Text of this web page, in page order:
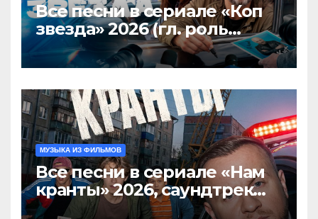
Все песни в сериале «Коп
звезда» 2026 (гл. роль
Никита Панфилов),
саундтрек слушать
МУЗЫКА ИЗ ФИЛЬМОВ
Все песни в сериале «Нам
кранты» 2026, саундтрек
слушать тут